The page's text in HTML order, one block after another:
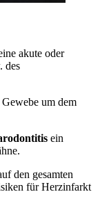
akute oder
des
um dem
ein
den gesamten
für Herzinfarkt